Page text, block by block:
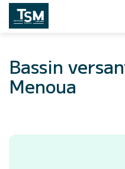
Bassin
Menoua